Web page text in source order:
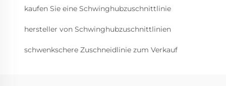
kaufen Sie eine Schwinghubzuschnittlinie
hersteller von Schwinghubzuschnittlinien
schwenkschere Zuschneidlinie zum Verkauf